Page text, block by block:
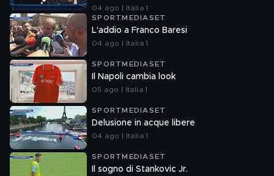
04 ago | Italia 1
SPORTMEDIASET
L'addio a Franco Baresi
04 ago | Italia 1
SPORTMEDIASET
Il Napoli cambia look
05 ago | Italia 1
SPORTMEDIASET
Delusione in acque libere
04 ago | Italia 1
SPORTMEDIASET
Il sogno di Stankovic Jr.